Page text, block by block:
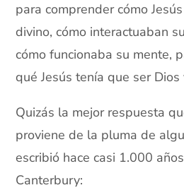
para comprender cómo
divino, cómo interactuaban
cómo funcionaba su mente,
qué Jesús tenía que ser
Quizás la mejor respuesta
proviene de la pluma de
escribió hace casi 1.000
Canterbury: